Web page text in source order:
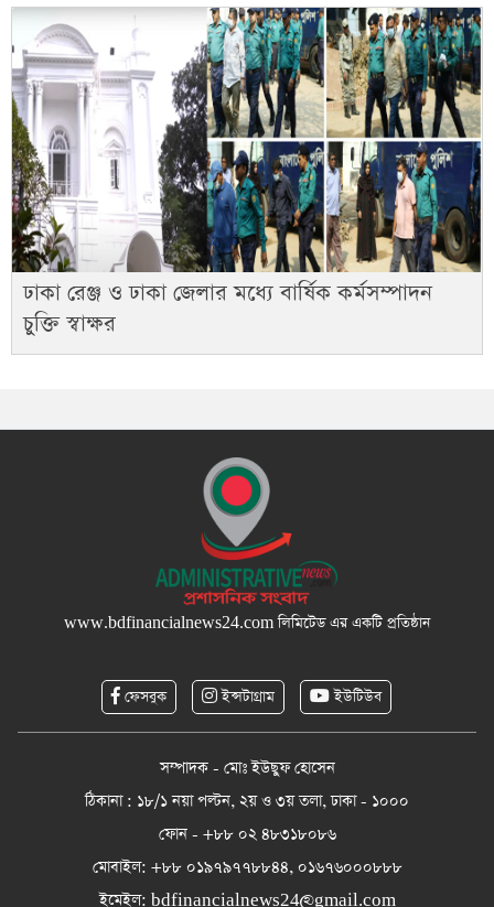
ঢাকা রেঞ্জ ও ঢাকা জেলার মধ্যে বার্ষিক কর্মসম্পাদন
চুক্তি স্বাক্ষর
www.bdfinancialnews24.comলিমিটেড এর একটি প্রতিষ্ঠান
ফেসবুক ইন্সটাগ্রাম ইউটিউব
সম্পাদক - মোঃ ইউছুফ হোসেন
ঠিকানা : ১৮/১ নয়া পল্টন, ২য় ও ৩য় তলা, ঢাকা - ১০০০
ফোন - +৮৮ ০২ ৪৮৩১৮০৮৬
মোবাইল: +৮৮ ০১৯৭৯৭৭৮৮৪৪, ০১৬৭৬০০০৮৮৮
ইমেইল: bdfinancialnews24@gmail.com